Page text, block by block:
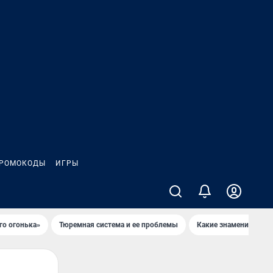
ИГРЫ
огонька» Тюремная система и ее проблемы Какие знаменитости